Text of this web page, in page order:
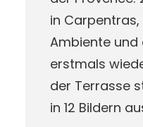
in
Ambiente und
erstmals
der Terrasse
in 12 Bildern